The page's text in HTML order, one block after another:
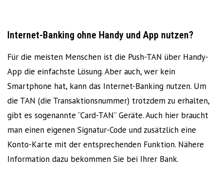
Internet-Banking ohne Handy und App nutzen?
Für die meisten Menschen ist die Push-TAN über Handy-
App die einfachste Lösung. Aber auch, wer kein
Smartphone hat, kann das Internet-Banking nutzen. Um
die TAN (die Transaktionsnummer) trotzdem zu erhalten,
gibt es sogenannte “Card-TAN” Geräte. Auch hier braucht
man einen eigenen Signatur-Code und zusätzlich eine
Konto-Karte mit der entsprechenden Funktion. Nähere
Information dazu bekommen Sie bei Ihrer Bank.